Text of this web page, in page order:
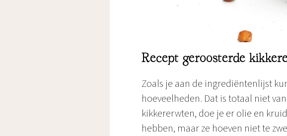
Recept geroosterde
Zoals je aan de ingrediëntenlijst
hoeveelheden. Dat is totaal niet
kikkererwten, doe je er olie en
hebben, maar ze hoeven niet te